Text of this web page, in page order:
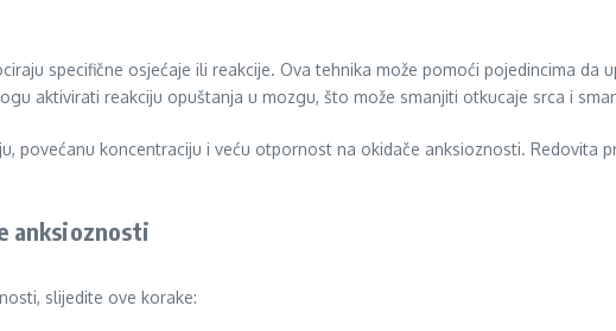
specifične osjećaje ili reakcije. Ova tehnika može pomoći pojedincima da
aktivirati reakciju opuštanja u mozgu, što može smanjiti otkucaje srca i
povećanu koncentraciju i veću otpornost na okidače anksioznosti. Redovita
anksioznosti
slijedite ove korake: